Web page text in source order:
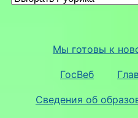
Мы готовы к
ГосВеб
Сведения об